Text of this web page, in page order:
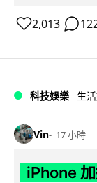
2,013
科技娛樂 生
Vin 17 小時
iPhone